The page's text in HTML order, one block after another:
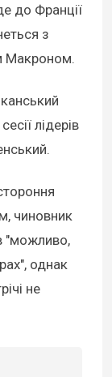
до Франції
з
Макроном.
лідерів
чиновник
"можливо,
однак
не